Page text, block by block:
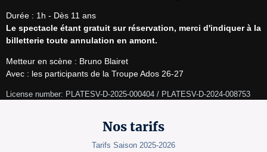
Le spectacle étant gratuit sur réservation, merci d'indiquer à la
billetterie toute annulation en amont.
Metteur en scène : Bruno Blairet
Avec : les participants de la Troupe Ados 26-27
License number: PLATESV-D-2025-000404 / PLATESV-D-2024-008753
Nos tarifs
Tarifs Saison 2025-2026